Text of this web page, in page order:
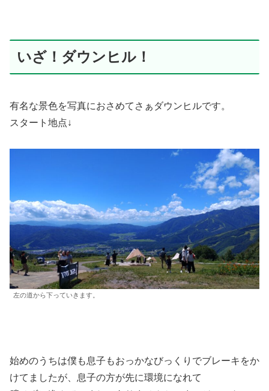
いざ！ダウンヒル！
有名な景色を写真におさめてさぁダウンヒルです。
スタート地点↓
左の道から下っていきます。
始めのうちは僕も息子もおっかなびっくりでブレーキをか
けてましたが、息子の方が先に環境になれて